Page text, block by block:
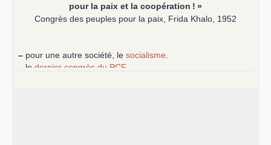
pour la paix et la coopération ! »
Congrès des peuples pour la paix, Frida Khalo, 1952
– pour une autre société, le socialisme
le dernier congrès du PCF